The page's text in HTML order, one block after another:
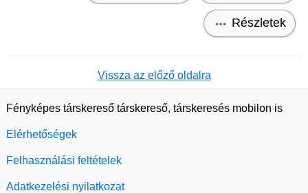
Részletek
Vissza az előző oldalra
Fényképes társkereső társkereső, társkeresés mobilon is
Elérhetőségek
Felhasználási feltételek
Adatkezelési nyilatkozat